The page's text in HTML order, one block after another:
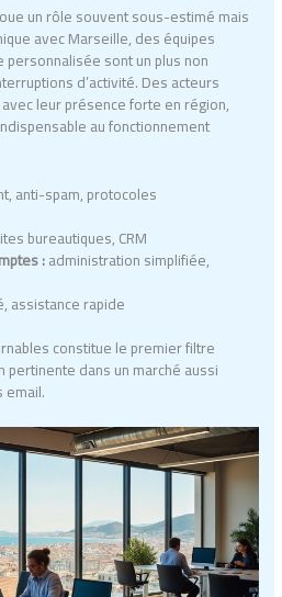
un rôle souvent sous-estimé mais
avec Marseille, des équipes
sont un plus non
d’activité. Des acteurs
leur présence forte en région,
au fonctionnement
anti-spam, protocoles
bureautiques, CRM
:administration simplifiée,
assistance rapide
constitue le premier filtre
dans un marché aussi